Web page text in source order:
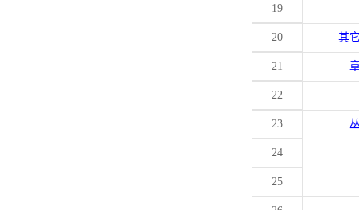
19
20 其
21
22
23
24
25